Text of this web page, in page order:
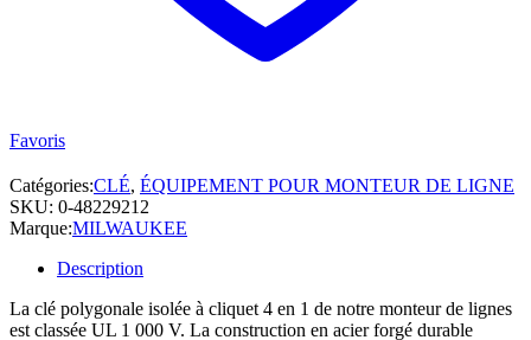
Favoris
Catégories:CLÉ, ÉQUIPEMENT POUR MONTEUR DE LIGNE
SKU: 0-48229212
Marque:MILWAUKEE
Description
La clé polygonale isolée à cliquet 4 en 1 de notre monteur de lignes
est classée UL 1 000 V. La construction en acier forgé durable